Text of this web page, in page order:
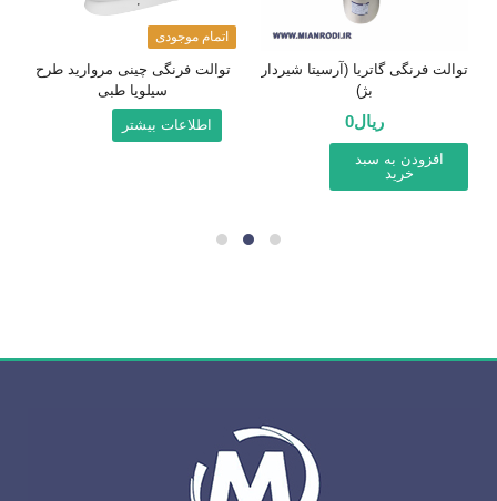
توالت فرنگی گاتریا (آرسیتا شیردار
بژ)
ریال0
افزودن به سبد
خرید
اتمام موجودی
توالت فرنگی چینی مروارید طرح
سیلویا طبی
اطلاعات بیشتر